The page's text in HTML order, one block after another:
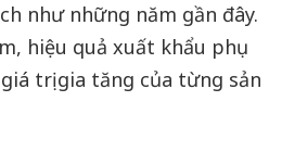
như những năm gần đây.
hiệu quả xuất khẩu phụ
trị gia tăng của từng sản